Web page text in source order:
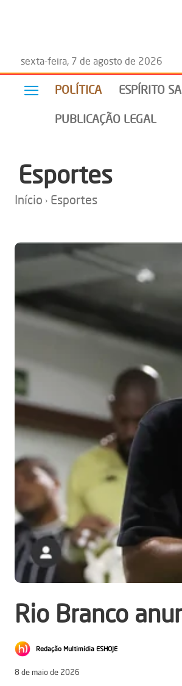
sexta-feira, 7 de agosto de 2026
POLÍTICA ESPÍRITO
PUBLICAÇÃO LEGAL
Esportes
Início Esportes
Rio Branco
Redação Multimídia ESHOJE
8 de maio de 2026